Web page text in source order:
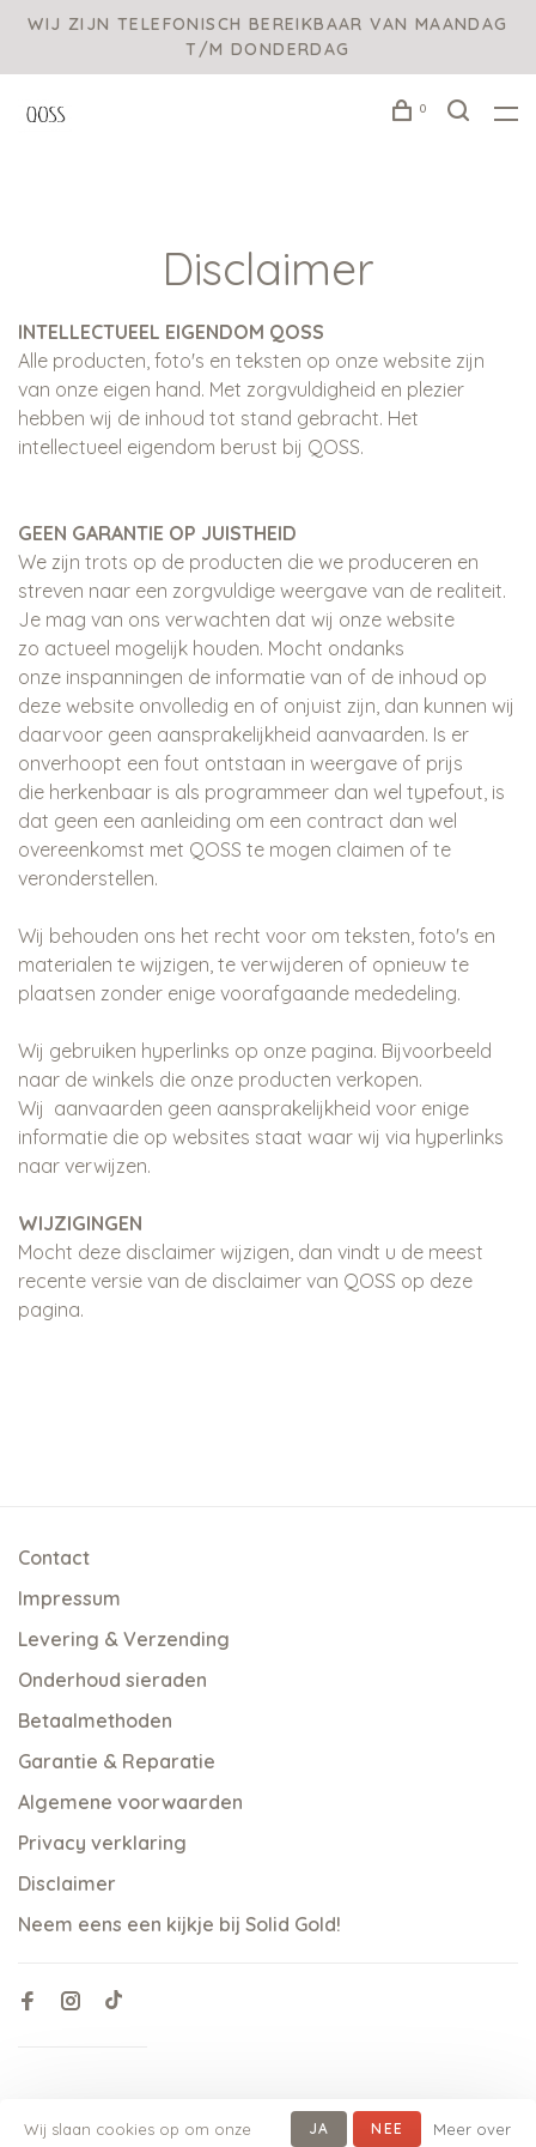
WIJ ZIJN TELEFONISCH BEREIKBAAR VAN MAANDAG
T/M DONDERDAG
0
Disclaimer
INTELLECTUEEL EIGENDOM QOSS
Alle producten, foto's en teksten op onze website zijn
van onze eigen hand. Met zorgvuldigheid en plezier
hebben wij de inhoud tot stand gebracht. Het
intellectueel eigendom berust bij QOSS.
GEEN GARANTIE OP JUISTHEID
We zijn trots op de producten die we produceren en
streven naar een zorgvuldige weergave van de realiteit.
Je mag van ons verwachten dat wij onze website
zo actueel mogelijk houden. Mocht ondanks
onze inspanningen de informatie van of de inhoud op
deze website onvolledig en of onjuist zijn, dan kunnen wij
daarvoor geen aansprakelijkheid aanvaarden. Is er
onverhoopt een fout ontstaan in weergave of prijs
die herkenbaar is als programmeer dan wel typefout, is
dat geen een aanleiding om een contract dan wel
overeenkomst met QOSS te mogen claimen of te
veronderstellen.
Wij behouden ons het recht voor om teksten, foto's en
materialen te wijzigen, te verwijderen of opnieuw te
plaatsen zonder enige voorafgaande mededeling.
Wij gebruiken hyperlinks op onze pagina. Bijvoorbeeld
naar de winkels die onze producten verkopen.
Wij aanvaarden geen aansprakelijkheid voor enige
informatie die op websites staat waar wij via hyperlinks
naar verwijzen.
WIJZIGINGEN
Mocht deze disclaimer wijzigen, dan vindt u de meest
recente versie van de disclaimer van QOSS op deze
pagina.
Contact
Impressum
Levering & Verzending
Onderhoud sieraden
Betaalmethoden
Garantie & Reparatie
Algemene voorwaarden
Privacy verklaring
Disclaimer
Neem eens een kijkje bij Solid Gold!
Wij slaan cookies op om onze JA NEE Meer over